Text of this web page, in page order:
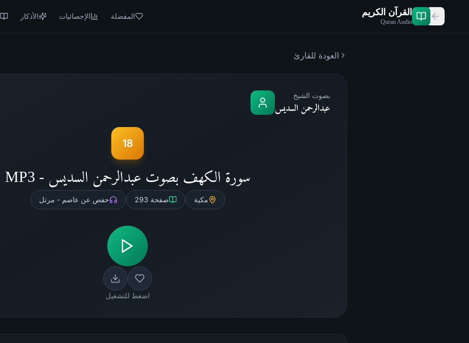
القرآن الكريم
Quran Audio
المفضلة الإحصائيات الأذكار
العودة للقارئ
بصوت الشيخ
عبدالرحمن السديس
18
سورة الكهف بصوت عبدالرحمن السديس - MP3
مكية صفحة 293 حفص عن عاصم - مرتل
اضغط للتشغيل